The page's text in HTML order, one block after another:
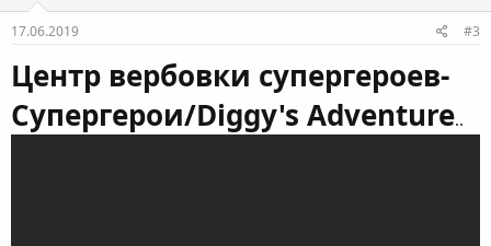
17.06.2019 #3
Центр вербовки супергероев-
Супергерои/Diggy's Adventure..